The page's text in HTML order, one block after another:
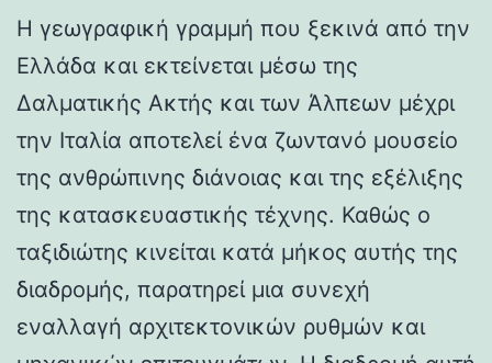
Η γεωγραφική γραμμή που ξεκινά από την
Ελλάδα και εκτείνεται μέσω της
Δαλματικής Ακτής και των Άλπεων μέχρι
την Ιταλία αποτελεί ένα ζωντανό μουσείο
της ανθρώπινης διάνοιας και της εξέλιξης
της κατασκευαστικής τέχνης. Καθώς ο
ταξιδιώτης κινείται κατά μήκος αυτής της
διαδρομής, παρατηρεί μια συνεχή
εναλλαγή αρχιτεκτονικών ρυθμών και